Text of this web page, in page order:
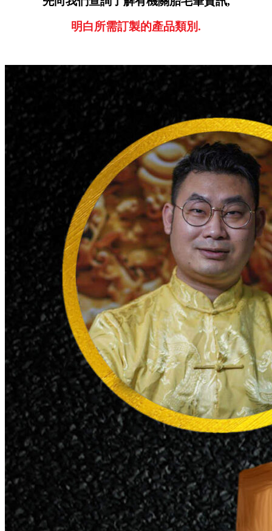
明白所需訂製的產品類別.